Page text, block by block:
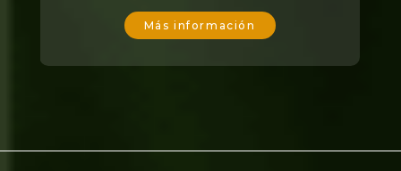
Más información